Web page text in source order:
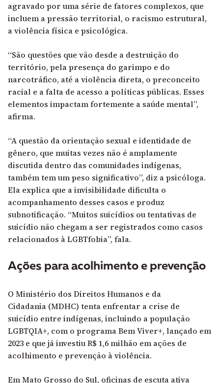
agravado por uma série de fatores complexos, que
incluem a pressão territorial, o racismo estrutural,
a violência física e psicológica.
“São questões que vão desde a destruição do
território, pela presença do garimpo e do
narcotráfico, até a violência direta, o preconceito
racial e a falta de acesso a políticas públicas. Esses
elementos impactam fortemente a saúde mental”,
afirma.
“A questão da orientação sexual e identidade de
gênero, que muitas vezes não é amplamente
discutida dentro das comunidades indígenas,
também tem um peso significativo”, diz a psicóloga.
Ela explica que a invisibilidade dificulta o
acompanhamento desses casos e produz
subnotificação. “Muitos suicídios ou tentativas de
suicídio não chegam a ser registrados como casos
relacionados à LGBTfobia”, fala.
Ações para acolhimento e prevenção
O Ministério dos Direitos Humanos e da
Cidadania (MDHC) tenta enfrentar a crise de
suicídio entre indígenas, incluindo a população
LGBTQIA+, com o programa Bem Viver+, lançado em
2023 e que já investiu R$ 1,6 milhão em ações de
acolhimento e prevenção à violência.
Em Mato Grosso do Sul, oficinas de escuta ativa